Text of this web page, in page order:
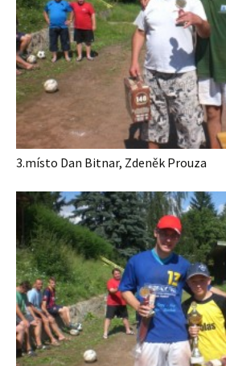
3.místo Dan Bitnar, Zdeněk Prouza